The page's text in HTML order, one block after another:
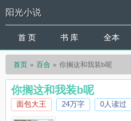
阳光小说
首 页 书 库 全本
首页 百合 你搁这和我装b呢
你搁这和我装b呢
面包大王 24万字 0人读过